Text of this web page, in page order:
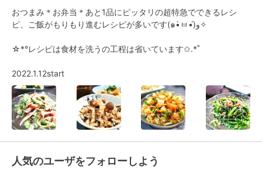
おつまみ＊お弁当＊あと1品にピッタリの超特急でできるレシ
ピ、ご飯がもりもり進むレシピが多いです(๑•̀ㅂ•́)و✧
☆*°レシピは食材を洗うの工程は省いています✩.*˚
2022.1.12start
人気のユーザをフォローしよう